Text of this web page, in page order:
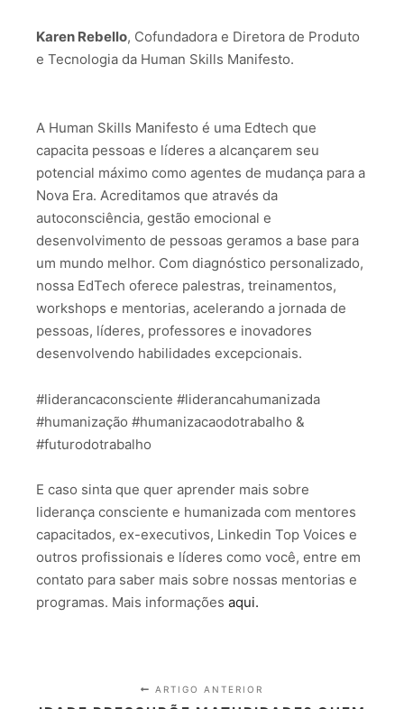
Karen Rebello, Cofundadora e Diretora de Produto
e Tecnologia da Human Skills Manifesto.
A Human Skills Manifesto é uma Edtech que
capacita pessoas e líderes a alcançarem seu
potencial máximo como agentes de mudança para a
Nova Era. Acreditamos que através da
autoconsciência, gestão emocional e
desenvolvimento de pessoas geramos a base para
um mundo melhor. Com diagnóstico personalizado,
nossa EdTech oferece palestras, treinamentos,
workshops e mentorias, acelerando a jornada de
pessoas, líderes, professores e inovadores
desenvolvendo habilidades excepcionais.
#liderancaconsciente #liderancahumanizada
#humanização #humanizacaodotrabalho &
#futurodotrabalho
E caso sinta que quer aprender mais sobre
liderança consciente e humanizada com mentores
capacitados, ex-executivos, Linkedin Top Voices e
outros profissionais e líderes como você, entre em
contato para saber mais sobre nossas mentorias e
programas. Mais informações aqui.
ARTIGO ANTERIOR